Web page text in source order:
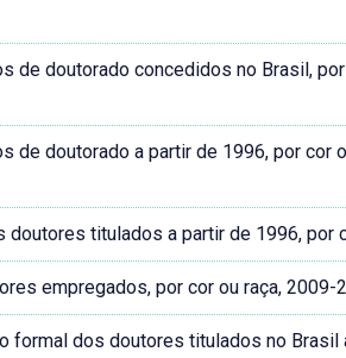
de doutorado concedidos no Brasil,
de doutorado a partir de 1996, por cor
doutores titulados a partir de 1996, por
empregados, por cor ou raça, 2009-
formal dos doutores titulados no Brasil